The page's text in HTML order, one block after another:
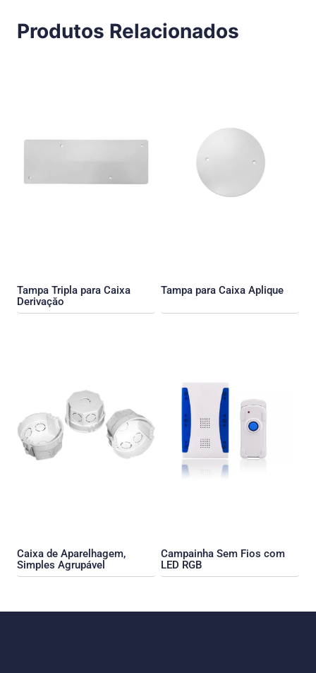
Produtos Relacionados
Tampa Tripla para Caixa
Derivaçăo
Tampa para Caixa Aplique
Caixa de Aparelhagem,
Simples Agrupável
Campainha Sem Fios com
LED RGB